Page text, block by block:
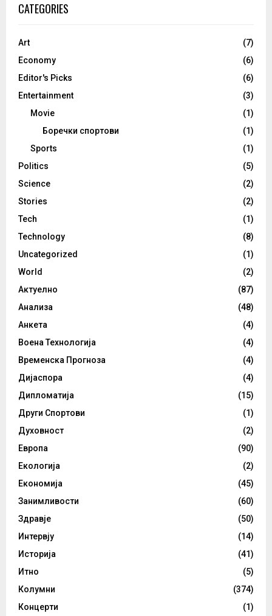
CATEGORIES
Art
(7)
Economy
(6)
Editor's Picks
(6)
Entertainment
(3)
Movie
(1)
Боречки спортови
(1)
Sports
(1)
Politics
(5)
Science
(2)
Stories
(2)
Tech
(1)
Technology
(8)
Uncategorized
(1)
World
(2)
Актуелно
(87)
Анализа
(48)
Анкета
(4)
Воена Технологија
(4)
Временска Прогноза
(4)
Дијаспора
(4)
Дипломатија
(15)
Други Спортови
(1)
Духовност
(2)
Европа
(90)
Екологија
(2)
Економија
(45)
Занимливости
(60)
Здравје
(50)
Интервју
(14)
Историја
(41)
Итно
(5)
Колумни
(374)
Концерти
(1)